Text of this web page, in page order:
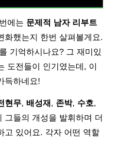
에는 문제적 남자 리부트
화했는지 한번 살펴볼게요.
기억하시나요? 그 재미있
도전들이 인기였는데, 이
득하네요!
현무, 배성재 , 존박, 수호,
그들의 개성을 발휘하며 더
고 있어요. 각자 어떤 역할